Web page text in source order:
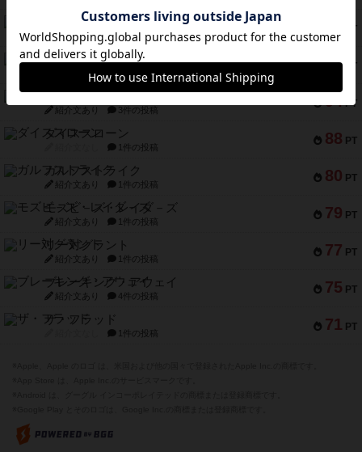
PT
ドブル：ポケットモンスター
紹介文あり 4件の投稿
118 PT
ジャンヌ・ダルク-オルレアン ドロー＆ライト
紹介文なし 5件の投稿
94 PT
ファースト・イン・フライト
紹介文あり 3件の投稿
88 PT
ダイススローン
1件の投稿
80 PT
ガルフストライク
紹介文あり 1件の投稿
79 PT
モズビ－ズ・レイダ－ズ
紹介文あり 1件の投稿
77 PT
リー対グラント
紹介文あり 1件の投稿
75 PT
ブレーキング・アウェイ
紹介文あり 4件の投稿
71 PT
ザ・フラッド
1件の投稿